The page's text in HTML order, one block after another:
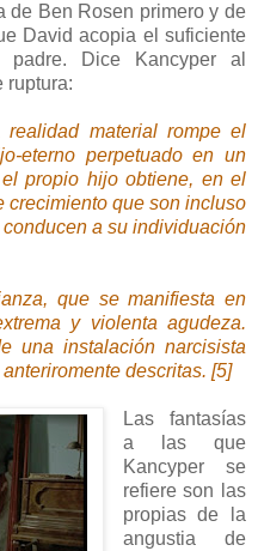
de Ben Rosen primero y de
David acopia el suficiente
Dice Kancyper al
ruptura:
material rompe el
eterno perpetuado en un
propio hijo obtiene, en el
crecimiento que son incluso
a su individuación
que se manifiesta en
y violenta agudeza.
una instalación narcisista
descritas. [5]
Las fantasías
a las que
Kancyper se
refiere son las
propias de la
angustia de